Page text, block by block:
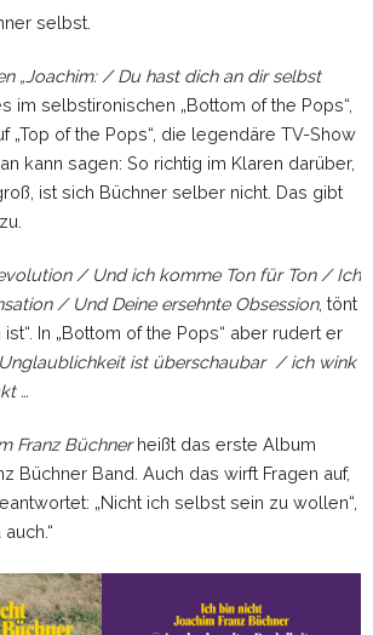
selbst.
„Joachim: / Du hast dich an dir selbst
im selbstironischen „Bottom of the Pops“,
„Top of the Pops“, die legendäre TV-Show
kann sagen: So richtig im Klaren darüber,
ist sich Büchner selber nicht. Das gibt
/ Und ich komme Ton für Ton / Ich
/ Und Deine ersehnte Obsession, tönt
ist“. In „Bottom of the Pops“ aber rudert er
ist überschaubar / ich wink
…
Franz Büchnerheißt das erste Album
Büchner Band. Auch das wirft Fragen auf,
„Nicht ich selbst sein zu wollen“,